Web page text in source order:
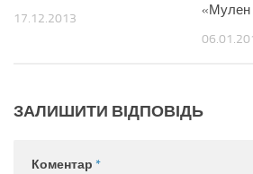
17.12.2013
«Мулен
ЗАЛИШИТИ ВІДПОВІДЬ
Коментар *